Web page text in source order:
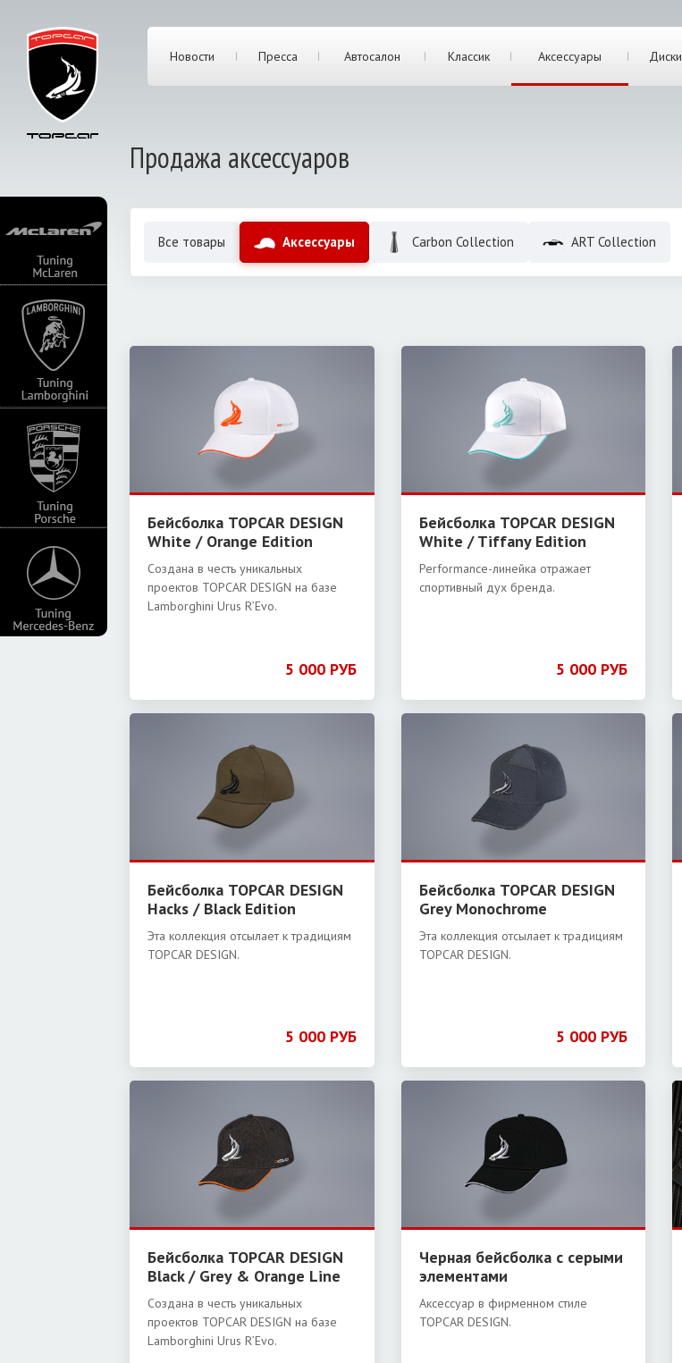
Новости Пресса Автосалон Классик Аксессуары Диски
Продажа аксессуаров
Все товары Аксессуары Carbon Collection ART Collection
Бейсболка TOPCAR DESIGN
White / Orange Edition
Создана в честь уникальных
проектов TOPCAR DESIGN на базе
Lamborghini Urus R’Evo.
5 000 РУБ
Бейсболка TOPCAR DESIGN
White / Tiffany Edition
Performance-линейка отражает
спортивный дух бренда.
5 000 РУБ
Бейсболка TOPCAR DESIGN
Hacks / Black Edition
Эта коллекция отсылает к традициям
TOPCAR DESIGN.
5 000 РУБ
Бейсболка TOPCAR DESIGN
Grey Monochrome
Эта коллекция отсылает к традициям
TOPCAR DESIGN.
5 000 РУБ
Бейсболка TOPCAR DESIGN
Black / Grey & Orange Line
Создана в честь уникальных
проектов TOPCAR DESIGN на базе
Lamborghini Urus R’Evo.
Черная бейсболка с серыми
элементами
Аксессуар в фирменном стиле
TOPCAR DESIGN.